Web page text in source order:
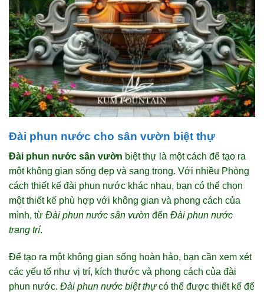
Đài phun nước cho sân vườn biệt thự
Đài phun nước sân vườn biệt thự là một cách để tạo ra
một không gian sống đẹp và sang trọng. Với nhiều Phòng
cách thiết kế đài phun nước khác nhau, bạn có thể chọn
một thiết kế phù hợp với không gian và phong cách của
mình, từ Đài phun nước sân vườn đến Đài phun nước
trang trí.
Để tạo ra một không gian sống hoàn hảo, bạn cần xem xét
các yếu tố như vị trí, kích thước và phong cách của đài
phun nước. Đài phun nước biệt thựcó thể được thiết kế để